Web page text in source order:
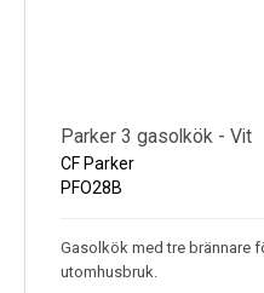
Parker 3 gasolkök - Vit
CF Parker
PFO28B
Gasolkök med tre brännare
utomhusbruk.